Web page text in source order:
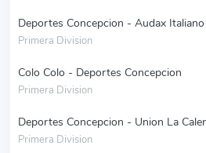
Deportes Concepcion - Audax Italiano
Primera Division
Colo Colo - Deportes Concepcion
Primera Division
Deportes Concepcion - Union La
Primera Division